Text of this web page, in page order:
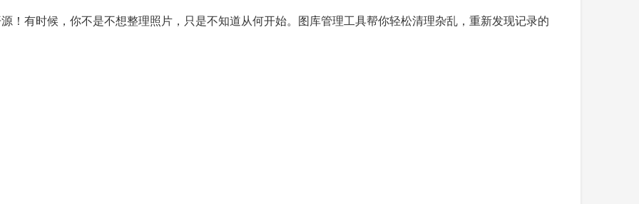
！有时候，你不是不想整理照片，只是不知道从何开始。图库管理工具帮你轻松清理杂乱，重新发现记录的